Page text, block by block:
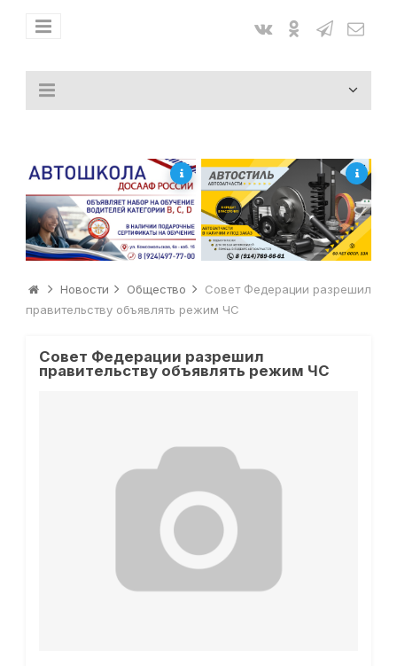
Новости Общество
Совет Федерации разрешил
правительству объявлять режим ЧС
Совет Федерации разрешил
правительству объявлять режим ЧС